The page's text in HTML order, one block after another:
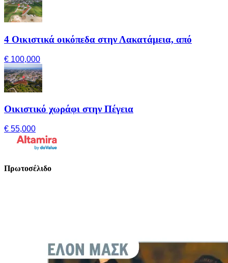
4 Οικιστικά οικόπεδα στην Λακατάμεια, από
€ 100,000
Οικιστικό χωράφι στην Πέγεια
€ 55,000
Πρωτοσέλιδο